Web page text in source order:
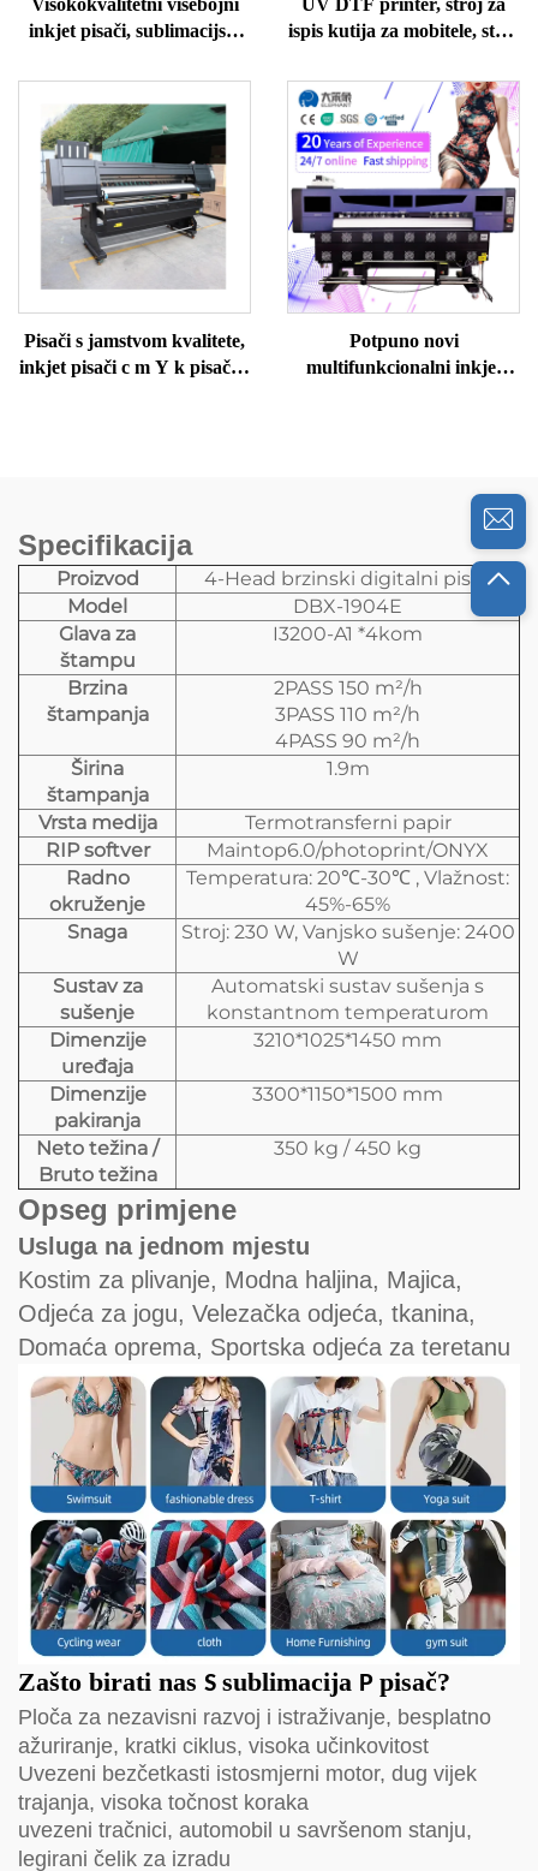
Visokokvalitetni višebojni
inkjet pisači, sublimacijski
prijenos topline
UV DTF printer, stroj za
ispis kutija za mobitele, stroj
printer, višebojni UV
printer za ispis naljepnica
Pisači s jamstvom kvalitete,
inkjet pisači c m Y k pisači u
Potpuno novi
multifunkcionalni inkjet
Specifikacija
Proizvod
4-Head brzinski digitalni pisač
Model
DBX-1904E
Glava za
štampu
I3200-A1 *4kom
Brzina
štampanja
2PASS 150 m²/h
3PASS 110 m²/h
4PASS 90 m²/h
Širina
štampanja
1.9m
Vrsta medija
Termotransferni papir
RIP softver
Maintop6.0/photoprint/ONYX
Radno
okruženje
Temperatura: 20℃-30℃ , Vlažnost:
45%-65%
Snaga
Stroj: 230 W, Vanjsko sušenje: 2400
W
Sustav za
sušenje
Automatski sustav sušenja s
konstantnom temperaturom
Dimenzije
uređaja
3210*1025*1450 mm
Dimenzije
pakiranja
3300*1150*1500 mm
Neto težina /
Bruto težina
350 kg / 450 kg
Opseg primjene
Usluga na jednom mjestu
Kostim za plivanje, Modna haljina, Majica,
Odjeća za jogu, Velezačka odjeća, tkanina,
Domaća oprema, Sportska odjeća za teretanu
Zašto birati nas S sublimacija P pisač?
Ploča za nezavisni razvoj i istraživanje, besplatno
ažuriranje, kratki ciklus, visoka učinkovitost
Uvezeni bezčetkasti istosmjerni motor, dug vijek
trajanja, visoka točnost koraka
uvezeni tračnici, automobil u savršenom stanju,
legirani čelik za izradu